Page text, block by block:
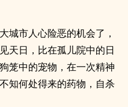
城市人心险恶的机会了，
天日，比在孤儿院中的日
笼中的宠物，在一次精神
知何处得来的药物，自杀